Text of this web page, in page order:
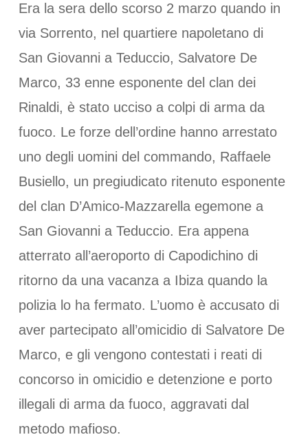
Era la sera dello scorso 2 marzo quando in
via Sorrento, nel quartiere napoletano di
San Giovanni a Teduccio, Salvatore De
Marco, 33 enne esponente del clan dei
Rinaldi, è stato ucciso a colpi di arma da
fuoco. Le forze dell’ordine hanno arrestato
uno degli uomini del commando, Raffaele
Busiello, un pregiudicato ritenuto esponente
del clan D’Amico-Mazzarella egemone a
San Giovanni a Teduccio. Era appena
atterrato all’aeroporto di Capodichino di
ritorno da una vacanza a Ibiza quando la
polizia lo ha fermato. L’uomo è accusato di
aver partecipato all’omicidio di Salvatore De
Marco, e gli vengono contestati i reati di
concorso in omicidio e detenzione e porto
illegali di arma da fuoco, aggravati dal
metodo mafioso.